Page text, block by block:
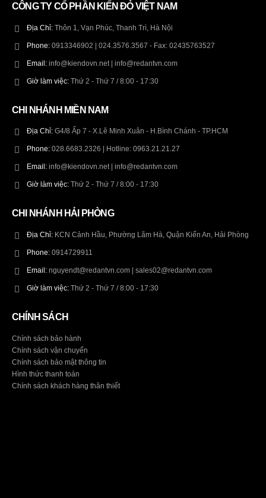
CÔNG TY CỔ PHẦN KIẾN ĐỎ VIỆT NAM
Địa Chỉ: Thôn 1, Vạn Phúc, Thanh Trì, Hà Nội
Phone: 0913346902 | 024.3576.3567 - Fax: 02435763527
Email: info@kiendovn.net | info@redantvn.com
Giờ làm việc: Thứ 2 - Thứ 7 / 8:00 - 17:30
CHI NHÁNH MIỀN NAM
Địa Chỉ: G4/8 Ấp 7 - X.Lê Minh Xuân - H.Bình Chánh - TP.HCM
Phone: 028.6683.2326 | Hotline: 0963.21.21.27
Email: info@kiendovn.net | info@redantvn.com
Giờ làm việc: Thứ 2 - Thứ 7 / 8:00 - 17:30
CHI NHÁNH HẢI PHÒNG
Địa Chỉ: KCN Cảnh Hầu, Phường Lãm Hà, Quận Kiến An, Hải Phòng
Phone: 0914729911
Email: nguyendt@redantvn.com | sales02@redantvn.com
Giờ làm việc: Thứ 2 - Thứ 7 / 8:00 - 17:30
CHÍNH SÁCH
Chính sách bảo hành
Chính sách vận chuyển
Chính sách bảo mật thông tin
Hình thức thanh toán
Chính sách khách hàng thân thiết